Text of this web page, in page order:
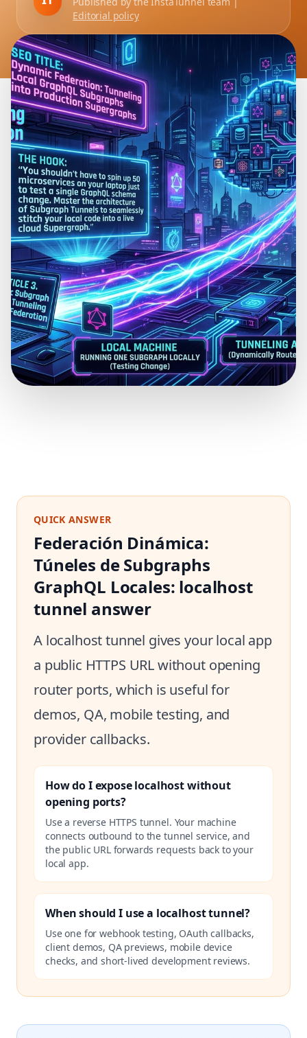
Editorial policy
QUICK ANSWER
Federación Dinámica:
Túneles de Subgraphs
GraphQL Locales: localhost
tunnel answer
A localhost tunnel gives your local app
a public HTTPS URL without opening
router ports, which is useful for
demos, QA, mobile testing, and
provider callbacks.
How do I expose localhost without
opening ports?
Use a reverse HTTPS tunnel. Your machine
connects outbound to the tunnel service, and
the public URL forwards requests back to your
local app.
When should I use a localhost tunnel?
Use one for webhook testing, OAuth callbacks,
client demos, QA previews, mobile device
checks, and short-lived development reviews.